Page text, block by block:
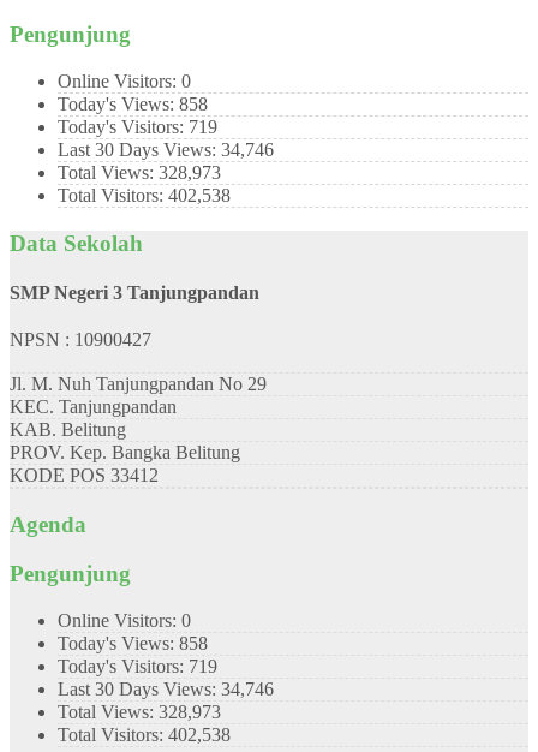
Pengunjung
Online Visitors: 0
Today's Views: 858
Today's Visitors: 719
Last 30 Days Views: 34,746
Total Views: 328,973
Total Visitors: 402,538
Data Sekolah
SMP Negeri 3 Tanjungpandan
NPSN : 10900427
Jl. M. Nuh Tanjungpandan No 29
KEC. Tanjungpandan
KAB. Belitung
PROV. Kep. Bangka Belitung
KODE POS 33412
Agenda
Pengunjung
Online Visitors: 0
Today's Views: 858
Today's Visitors: 719
Last 30 Days Views: 34,746
Total Views: 328,973
Total Visitors: 402,538